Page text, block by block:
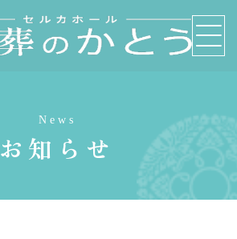
News
お知らせ